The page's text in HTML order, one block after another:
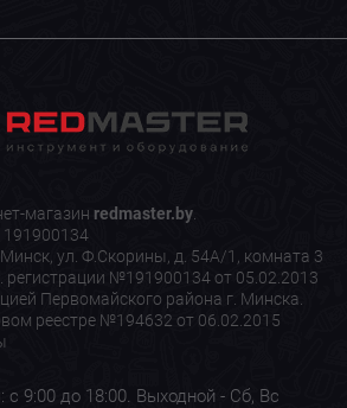
магазин redmaster.by.
Минск, ул. Ф.Скорины, д. 54А/1, комната 3
регистрации №191900134 от 05.02.2013
Первомайского района г. Минска.
реестре №194632 от 06.02.2015
с 9:00 до 18:00. Выходной - Сб, Вс